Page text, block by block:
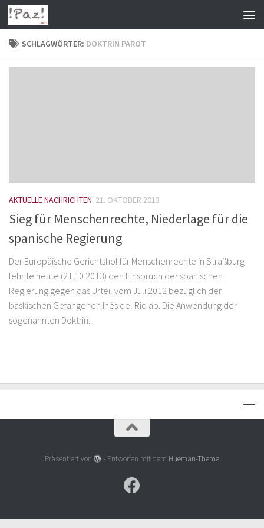
Zum Inhalt springen
SCHLAGWÖRTER: DOKTRIN PAROT
AKTUELLE NACHRICHTEN 21. OKTOBER 2013
Sieg für Menschenrechte, Niederlage für die
spanische Regierung
Der Europäische Gerichtshof für Menschenrechte in Straßburg
lehnte heute (21.10.2013) den Einspruch der spanischen
Regierung gegen das Urteil vom Juli 2012 bezüglich der
baskischen Gefangenen Inés del Río ab. Die Anwendung der
sogenannten Doktrin...
Präsentiert von - Entworfen mit dem Hueman-Theme